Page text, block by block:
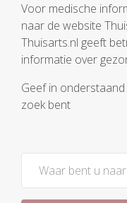
Voor medische
naar de website
Thuisarts.nl geeft
informatie over
Geef in
zoek bent